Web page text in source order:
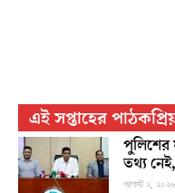
এই সপ্তাহের
পুলিশের
তথ্য
আগস্ট ২, ২০২৬